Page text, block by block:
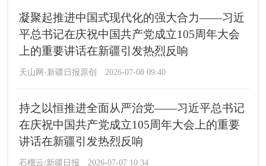
凝聚起推进中国式现代化的强大合力——习近
平总书记在庆祝中国共产党成立105周年大会
上的重要讲话在新疆引发热烈反响
天山网-新疆日报原创 2026-07-08 09:40
持之以恒推进全面从严治党——习近平总书记
在庆祝中国共产党成立105周年大会上的重要
讲话在新疆引发热烈反响
石榴云/新疆日报 2026-07-07 10:34